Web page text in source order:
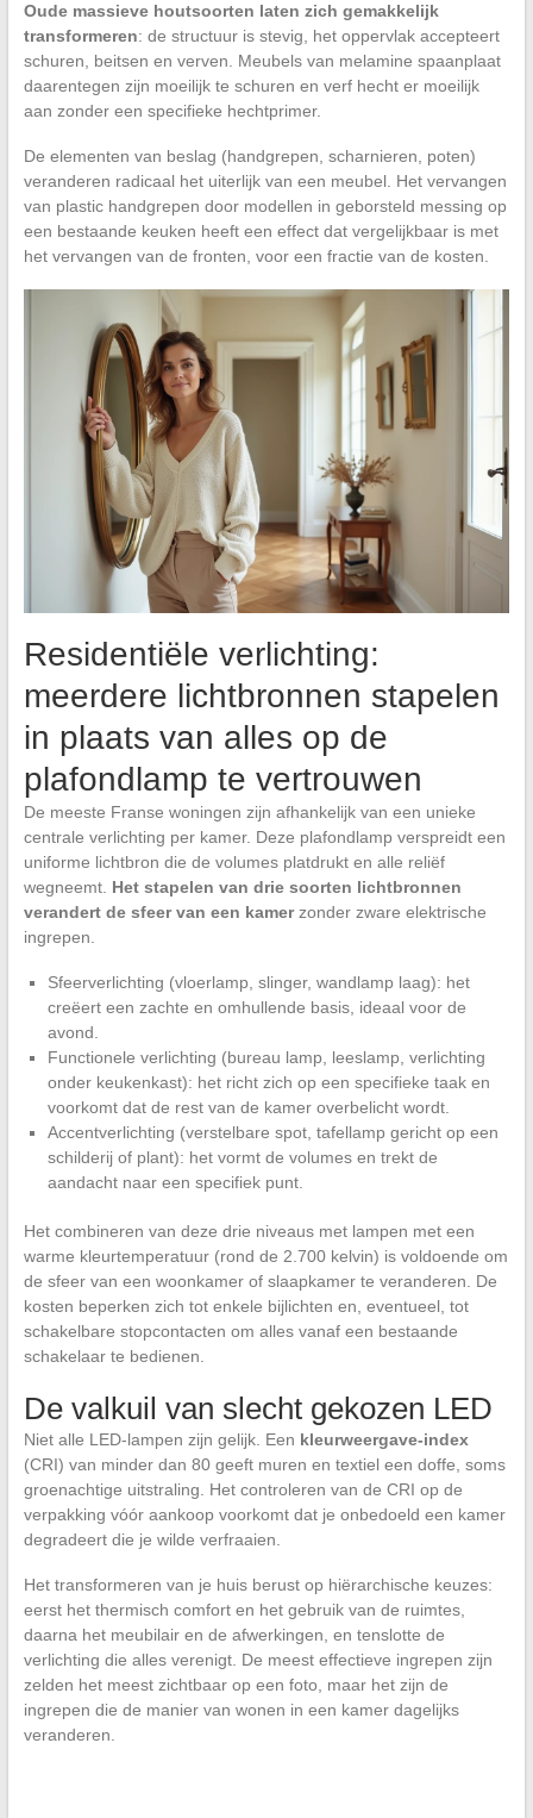
Oude massieve houtsoorten laten zich gemakkelijk
transformeren: de structuur is stevig, het oppervlak accepteert
schuren, beitsen en verven. Meubels van melamine spaanplaat
daarentegen zijn moeilijk te schuren en verf hecht er moeilijk
aan zonder een specifieke hechtprimer.
De elementen van beslag (handgrepen, scharnieren, poten)
veranderen radicaal het uiterlijk van een meubel. Het vervangen
van plastic handgrepen door modellen in geborsteld messing op
een bestaande keuken heeft een effect dat vergelijkbaar is met
het vervangen van de fronten, voor een fractie van de kosten.
Residentiële verlichting:
meerdere lichtbronnen stapelen
in plaats van alles op de
plafondlamp te vertrouwen
De meeste Franse woningen zijn afhankelijk van een unieke
centrale verlichting per kamer. Deze plafondlamp verspreidt een
uniforme lichtbron die de volumes platdrukt en alle reliëf
wegneemt. Het stapelen van drie soorten lichtbronnen
verandert de sfeer van een kamerzonder zware elektrische
ingrepen.
Sfeerverlichting (vloerlamp, slinger, wandlamp laag): het
creëert een zachte en omhullende basis, ideaal voor de
avond.
Functionele verlichting (bureau lamp, leeslamp, verlichting
onder keukenkast): het richt zich op een specifieke taak en
voorkomt dat de rest van de kamer overbelicht wordt.
Accentverlichting (verstelbare spot, tafellamp gericht op een
schilderij of plant): het vormt de volumes en trekt de
aandacht naar een specifiek punt.
Het combineren van deze drie niveaus met lampen met een
warme kleurtemperatuur (rond de 2.700 kelvin) is voldoende om
de sfeer van een woonkamer of slaapkamer te veranderen. De
kosten beperken zich tot enkele bijlichten en, eventueel, tot
schakelbare stopcontacten om alles vanaf een bestaande
schakelaar te bedienen.
De valkuil van slecht gekozen LED
Niet alle LED-lampen zijn gelijk. Een kleurweergave-index
(CRI) van minder dan 80 geeft muren en textiel een doffe, soms
groenachtige uitstraling. Het controleren van de CRI op de
verpakking vóór aankoop voorkomt dat je onbedoeld een kamer
degradeert die je wilde verfraaien.
Het transformeren van je huis berust op hiërarchische keuzes:
eerst het thermisch comfort en het gebruik van de ruimtes,
daarna het meubilair en de afwerkingen, en tenslotte de
verlichting die alles verenigt. De meest effectieve ingrepen zijn
zelden het meest zichtbaar op een foto, maar het zijn de
ingrepen die de manier van wonen in een kamer dagelijks
veranderen.